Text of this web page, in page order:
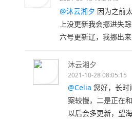
@沐云湘夕 因为之前
上没更新我会挪进失
六号更新辽，我挪出来
沐云湘夕
2021-10-28 08:05:15
@Celia 您好，长时
案较慢，二是正在
以后会多更新，望